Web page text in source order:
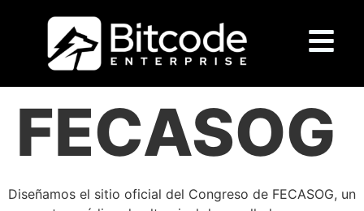
FECASOG
Diseñamos el sitio oficial del Congreso de FECASOG, un